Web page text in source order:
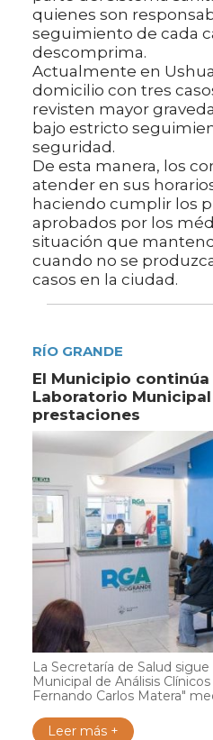
quienes son
seguimiento de cada
descomprima.
Actualmente en
domicilio con tres
revisten mayor
bajo estricto
seguridad.
De esta manera, los
atender en sus
haciendo cumplir los
aprobados por los
situación que
cuando no se
casos en la ciudad.
RÍO GRANDE
El Municipio
Laboratorio
prestaciones
La Secretaría de Salud
Municipal de Análisis
Fernando Carlos Matera"
Leer más +